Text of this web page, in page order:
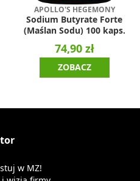
APOLLO'S HEGEMONY
Sodium Butyrate Forte
(Maślan Sodu) 100 kaps.
74,90 zł
ZOBACZ
w MZ!